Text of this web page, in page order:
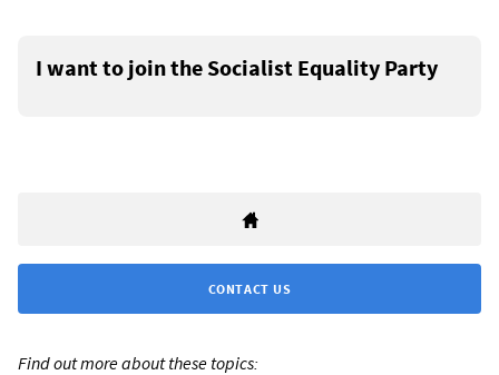
I want to join the Socialist Equality Party
CONTACT US
Find out more about these topics: